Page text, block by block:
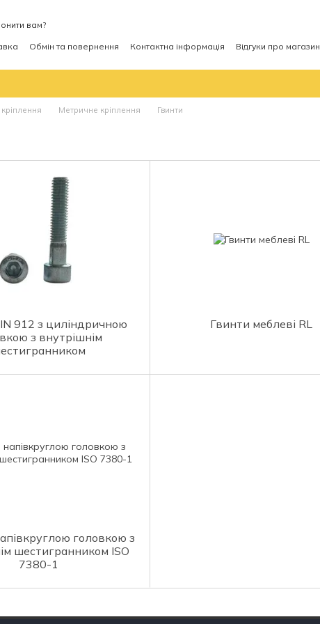
вам?
Обмін та повернення Контактна інформація Відгуки про магазин
Метричне кріплення Гвинти
912 з циліндричною
з внутрішнім
Гвинти меблеві RL
головкою з
шестигранником ISO
7380-1